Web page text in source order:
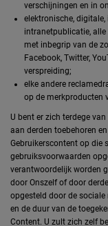
verschijningen en in
elektronische,
intranetpublicatie, alle
met inbegrip van de
Facebook, Twitter,
verspreiding;
elke andere
op de merkproducten
U bent er zich terdege
aan derden toebehoren
Gebruikerscontent op die
gebruiksvoorwaarden
verantwoordelijk worden
door Onszelf of door
opgesteld door de
en de duur van de
Content. U zult zich zelf